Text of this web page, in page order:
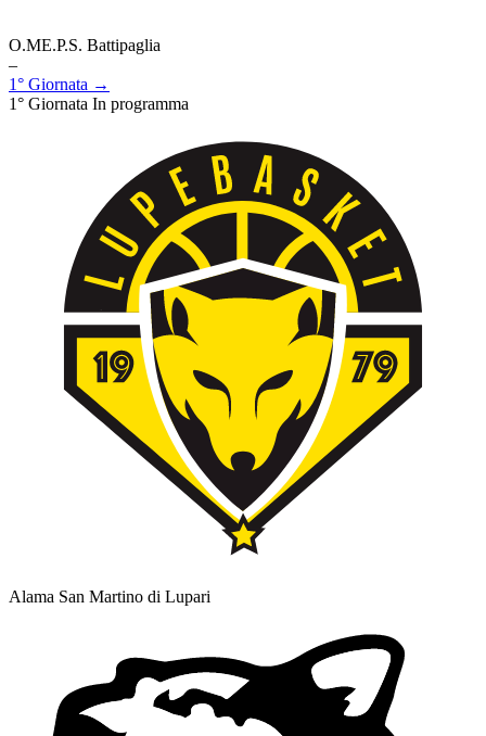
O.ME.P.S. Battipaglia
–
1° Giornata →
1° Giornata In programma
Alama San Martino di Lupari